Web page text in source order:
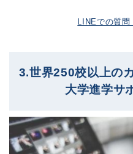
LINEでの質
3.世界250校以上の
大学進学サ